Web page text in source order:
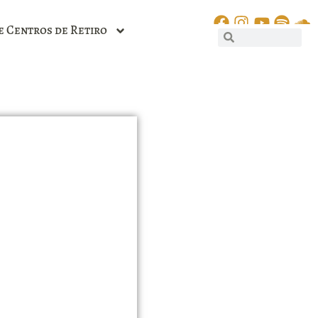
Centros de Retiro